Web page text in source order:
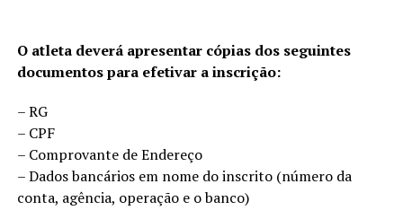
O atleta deverá apresentar cópias dos seguintes
documentos para efetivar a inscrição:
– RG
– CPF
– Comprovante de Endereço
– Dados bancários em nome do inscrito (número da
conta, agência, operação e o banco)